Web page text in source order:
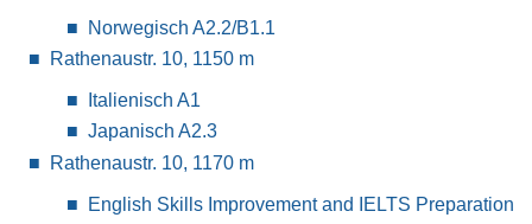
Norwegisch A2.2/B1.1
Rathenaustr. 10, 1150 m
Italienisch A1
Japanisch A2.3
Rathenaustr. 10, 1170 m
English Skills Improvement and IELTS Preparation